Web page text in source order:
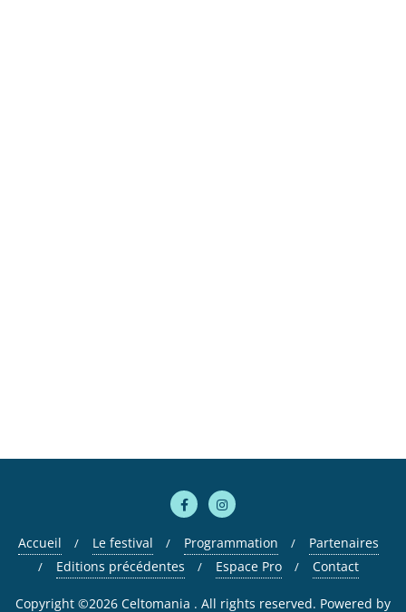
Accueil Le festival Programmation
Partenaires
Editions précédentes
Espace Pro Contact
Copyright ©2026 Celtomania . All rights reserved. Powered by